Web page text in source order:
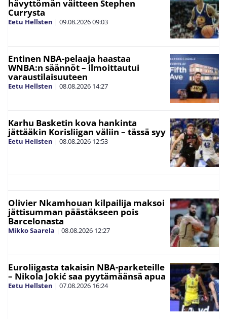
hävyttömän väitteen Stephen
Currysta
Eetu Hellsten | 09.08.202609:03
Entinen NBA-pelaaja haastaa
WNBA:n säännöt – ilmoittautui
varaustilaisuuteen
Eetu Hellsten | 08.08.2026 14:27
Karhu Basketin kova hankinta
jättääkin Korisliigan väliin – tässä syy
Eetu Hellsten | 08.08.2026 12:53
Olivier Nkamhouan kilpailija maksoi
jättisumman päästäkseen pois
Barcelonasta
Mikko Saarela | 08.08.2026 12:27
Euroliigasta takaisin NBA-parketeille
– Nikola Jokić saa pyytämäänsä apua
Eetu Hellsten | 07.08.2026 16:24